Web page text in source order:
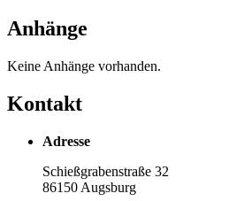
Anhänge
Keine Anhänge vorhanden.
Kontakt
Adresse
Schießgrabenstraße 32
86150 Augsburg